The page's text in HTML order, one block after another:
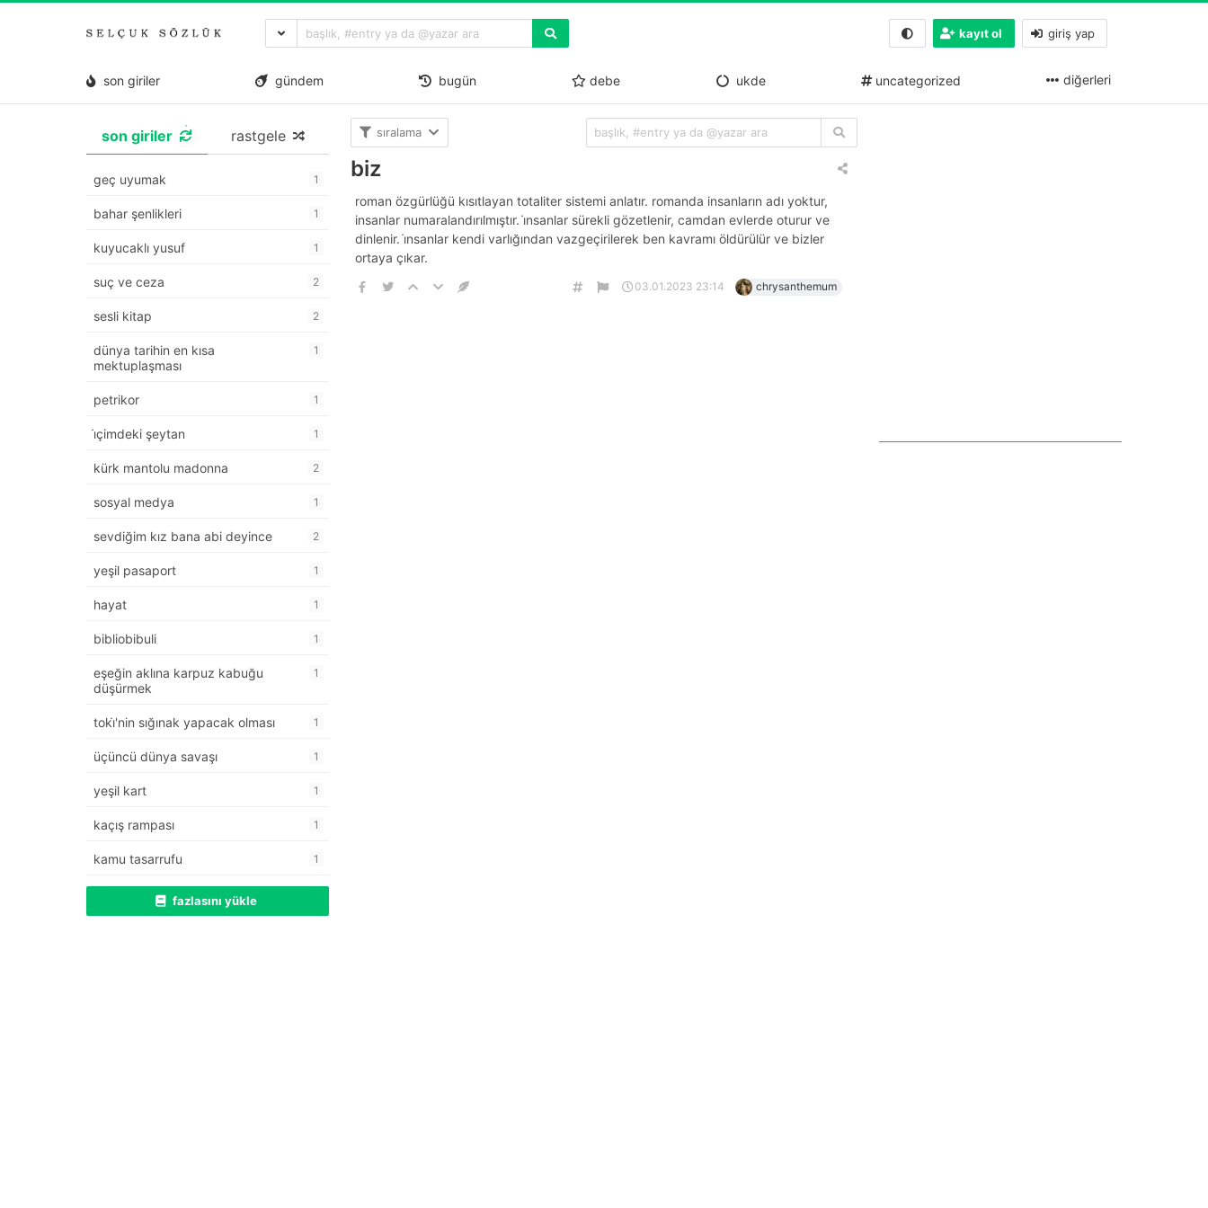
kayıt ol giriş yap
son giriler gündem bugün debe ukde uncategorized diğerleri
son giriler rastgele
geç uyumak 1
bahar şenlikleri 1
kuyucaklı yusuf 1
suç ve ceza 2
sesli kitap 2
dünya tarihin en kısa
mektuplaşması
1
petrikor 1
i̇çimdeki şeytan 1
kürk mantolu madonna 2
sosyal medya 1
sevdiğim kız bana abi deyince 2
yeşil pasaport 1
hayat 1
bibliobibuli 1
eşeğin aklına karpuz kabuğu
düşürmek
1
toki̇'nin sığınak yapacak olması 1
üçüncü dünya savaşı 1
yeşil kart 1
kaçış rampası 1
kamu tasarrufu 1
fazlasını yükle
sıralama
biz
roman özgürlüğü kısıtlayan totaliter sistemi anlatır. romanda insanların adı yoktur,
insanlar numaralandırılmıştır. i̇nsanlar sürekli gözetlenir, camdan evlerde oturur ve
dinlenir. i̇nsanlar kendi varlığından vazgeçirilerek ben kavramı öldürülür ve bizler
ortaya çıkar.
03.01.2023 23:14 chrysanthemum